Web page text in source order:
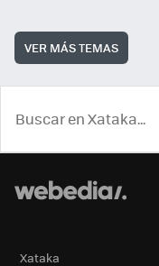
VER MÁS TEMAS
Xataka